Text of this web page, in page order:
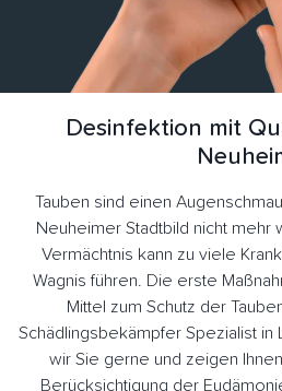
Desinfektion mit
Tauben sind einen
Neuheimer Stadtbild nicht mehr
Vermächtnis kann zu viele
Wagnis führen. Die erste
Mittel zum Schutz der
Schädlingsbekämpfer Spezialist in
wir Sie gerne und zeigen
Berücksichtigung der